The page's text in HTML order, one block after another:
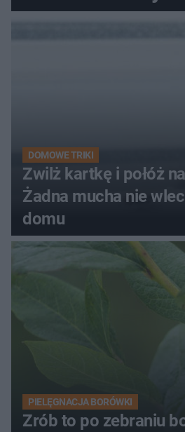
DOMOWE TRIKI
Zwilż kartkę i połóż
Żadna mucha nie
domu
PIELĘGNACJA BORÓWKI
Zrób to po zebraniu